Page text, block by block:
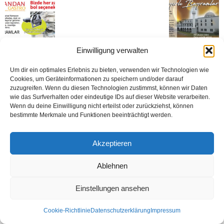
Einwilligung verwalten
Um dir ein optimales Erlebnis zu bieten, verwenden wir Technologien wie
Cookies, um Geräteinformationen zu speichern und/oder darauf
zuzugreifen. Wenn du diesen Technologien zustimmst, können wir Daten
wie das Surfverhalten oder eindeutige IDs auf dieser Website verarbeiten.
Wenn du deine Einwilligung nicht erteilst oder zurückziehst, können
bestimmte Merkmale und Funktionen beeinträchtigt werden.
Akzeptieren
Ablehnen
Einstellungen ansehen
Cookie-Richtlinie Datenschutzerklärung Impressum
Kontakt Datenschutzerklärung
Impressum
© Öztürk Gazetesi 1986 – 2026